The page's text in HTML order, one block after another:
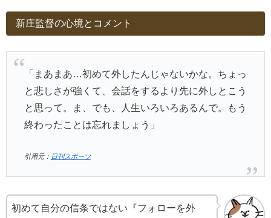
新庄監督の心境とコメント
「まあまあ…初めて外したんじゃないかな。ちょっ
と悲しさが強くて、会話をするより先に外しとこう
と思って。ま、でも、人生いろいろあるんで。もう
終わったことは忘れましょう」
引用元： 日刊スポーツ
初めて自分の信条ではない『フォローを外